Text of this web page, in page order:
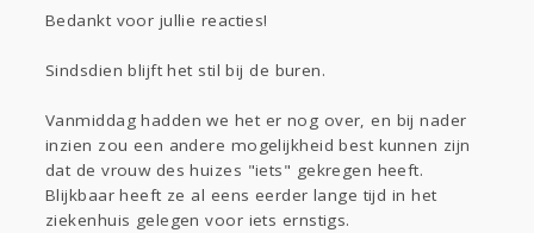
Bedankt voor jullie reacties!
Sindsdien blijft het stil bij de buren.
Vanmiddag hadden we het er nog over, en bij nader
inzien zou een andere mogelijkheid best kunnen zijn
dat de vrouw des huizes "iets" gekregen heeft.
Blijkbaar heeft ze al eens eerder lange tijd in het
ziekenhuis gelegen voor iets ernstigs.